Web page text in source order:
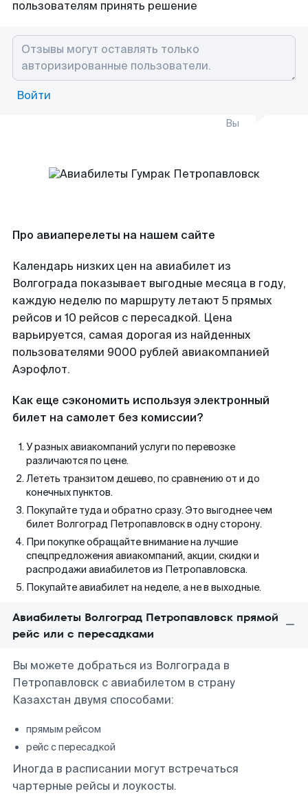
пользователям принять решение
Войти
Вы
Про авиаперелеты на нашем сайте
Календарь низких цен на авиабилет из
Волгограда показывает выгодные месяца в году,
каждую неделю по маршруту летают 5 прямых
рейсов и 10 рейсов с пересадкой. Цена
варьируется, самая дорогая из найденных
пользователями 9000 рублей авиакомпанией
Аэрофлот.
Как еще сэкономить используя электронный
билет на самолет без комиссии?
У разных авиакомпаний услуги по перевозке
различаются по цене.
Лететь транзитом дешево, по сравнению от и до
конечных пунктов.
Покупайте туда и обратно сразу. Это выгоднее чем
билет Волгоград Петропавловск в одну сторону.
При покупке обращайте внимание на лучшие
спецпредложения авиакомпаний, акции, скидки и
распродажи авиабилетов из Петропавловска.
Покупайте авиабилет на неделе, а не в выходные.
Авиабилеты Волгоград Петропавловск прямой
рейс или с пересадками
Вы можете добраться из Волгограда в
Петропавловск с авиабилетом в страну
Казахстан двумя способами:
прямым рейсом
рейс с пересадкой
Иногда в расписании могут встречаться
чартерные рейсы и лоукосты.